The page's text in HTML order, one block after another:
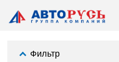
Фильтр